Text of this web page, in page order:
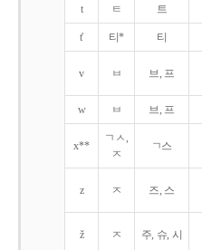
t ㅌ 트
t' 티* 티
v ㅂ 브, 프
w ㅂ 브, 프
x**
ㄱㅅ,
ㅈ
ㄱ스
z ㅈ 즈, 스
ž ㅈ 주, 슈, 시